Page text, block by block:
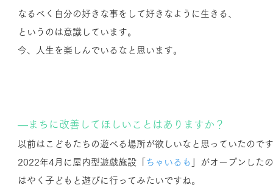
なるべく自分の好きな事をして好きなように生きる、
というのは意識しています。
今、人生を楽しんでいるなと思います。
―まちに改善してほしいことはありますか？
以前はこどもたちの遊べる場所が欲しいなと思っていたので
2022年4月に屋内型遊戯施設「
ちゃいるも
」がオープンした
はやく子どもと遊びに行ってみたいですね。